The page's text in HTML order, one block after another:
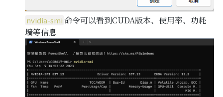
nvidia-smi命令可以看到CUDA版本、使用率、功耗
墙等信息